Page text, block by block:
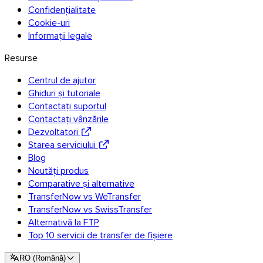
Confidențialitate
Cookie-uri
Informații legale
Resurse
Centrul de ajutor
Ghiduri și tutoriale
Contactați suportul
Contactați vânzările
Dezvoltatori
Starea serviciului
Blog
Noutăți produs
Comparative și alternative
TransferNow vs WeTransfer
TransferNow vs SwissTransfer
Alternativă la FTP
Top 10 servicii de transfer de fișiere
RO(Română)